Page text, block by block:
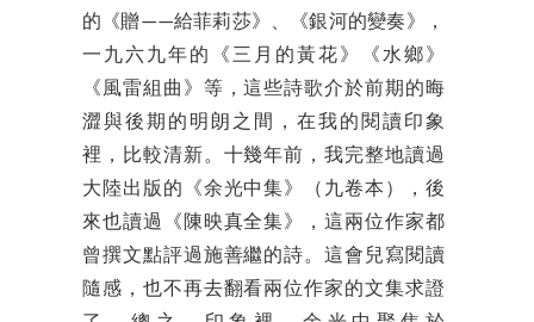
的《贈——給菲莉莎》、《銀河的變奏》，
一九六九年的《三月的黃花》《水鄉》
《風雷組曲》等，這些詩歌介於前期的晦
澀與後期的明朗之間，在我的閱讀印象
裡，比較清新。十幾年前，我完整地讀過
大陸出版的《余光中集》（九卷本），後
來也讀過《陳映真全集》，這兩位作家都
曾撰文點評過施善繼的詩。這會兒寫閱讀
隨感，也不再去翻看兩位作家的文集求證